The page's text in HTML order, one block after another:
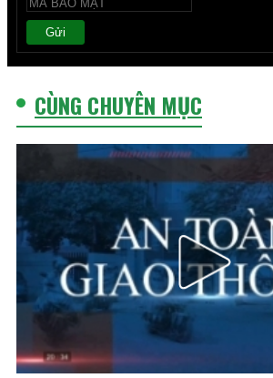
Gửi
CÙNG CHUYÊN MỤC